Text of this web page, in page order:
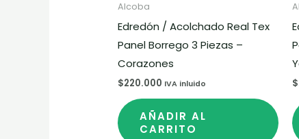
Alcoba
Edredón / Acolchado Real Tex
Panel Borrego 3 Piezas –
Corazones
$220.000 IVA inluido
AÑADIR AL
CARRITO
$